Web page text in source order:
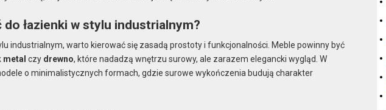
łazienki w stylu industrialnym?
industrialnym, warto kierować się zasadą prostoty i funkcjonalności. Meble powinny być
metal czy drewno, które nadadzą wnętrzu surowy, ale zarazem elegancki wygląd. W
o minimalistycznych formach, gdzie surowe wykończenia budują charakter